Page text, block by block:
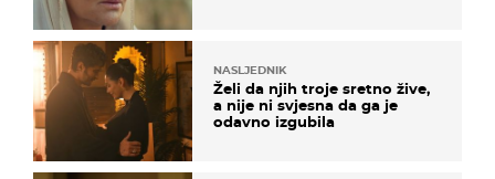
NASLJEDNIK
Želi da njih troje sretno žive,
a nije ni svjesna da ga je
odavno izgubila